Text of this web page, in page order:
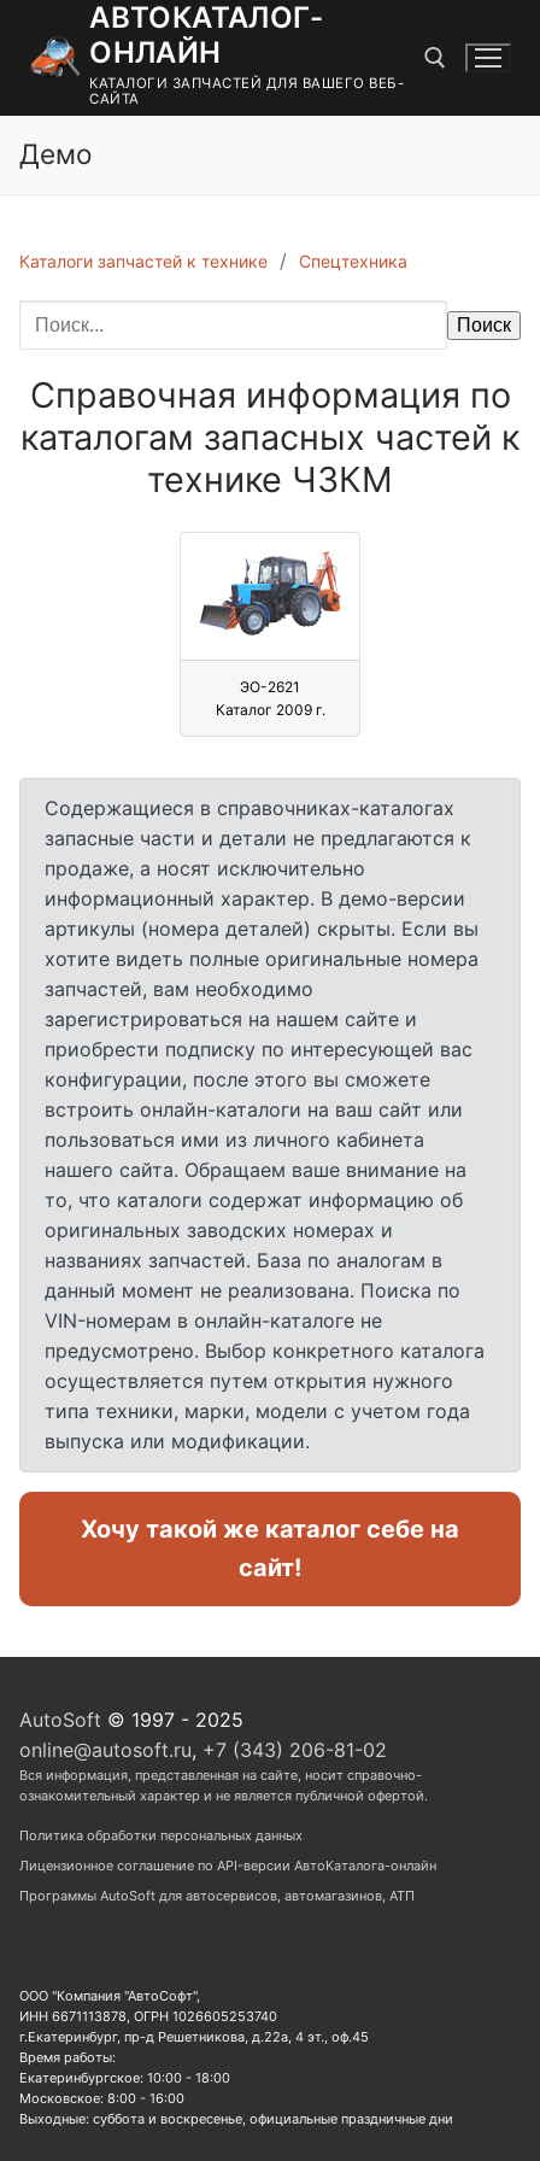
содержимому
АВТОКАТАЛОГ-
ОНЛАЙН
КАТАЛОГИ ЗАПЧАСТЕЙ ДЛЯ ВАШЕГО ВЕБ-
САЙТА
Демо
Каталоги запчастей к технике Спецтехника
Поиск
Справочная информация по
каталогам запасных частей к
технике ЧЗКМ
ЭО-2621
Каталог 2009 г.
Содержащиеся в справочниках-каталогах
запасные части и детали не предлагаются к
продаже, а носят исключительно
информационный характер. В демо-версии
артикулы (номера деталей) скрыты. Если вы
хотите видеть полные оригинальные номера
запчастей, вам необходимо
зарегистрироваться на нашем сайте и
приобрести подписку по интересующей вас
конфигурации, после этого вы сможете
встроить онлайн-каталоги на ваш сайт или
пользоваться ими из личного кабинета
нашего сайта. Обращаем ваше внимание на
то, что каталоги содержат информацию об
оригинальных заводских номерах и
названиях запчастей. База по аналогам в
данный момент не реализована. Поиска по
VIN-номерам в онлайн-каталоге не
предусмотрено. Выбор конкретного каталога
осуществляется путем открытия нужного
типа техники, марки, модели с учетом года
выпуска или модификации.
Хочу такой же каталог себе на
сайт!
AutoSoft © 1997 - 2025
online@autosoft.ru, +7 (343) 206-81-02
Вся информация, представленная на сайте, носит справочно-
ознакомительный характер и не является публичной офертой.
Политика обработки персональных данных
Лицензионное соглашение по API-версии АвтоКаталога-онлайн
Программы AutoSoft для автосервисов, автомагазинов, АТП
ООО "Компания "АвтоСофт",
ИНН 6671113878, ОГРН 1026605253740
г.Екатеринбург, пр-д Решетникова, д.22а, 4 эт., оф.45
Время работы:
Екатеринбургское: 10:00 - 18:00
Московское: 8:00 - 16:00
Выходные: суббота и воскресенье, официальные праздничные дни